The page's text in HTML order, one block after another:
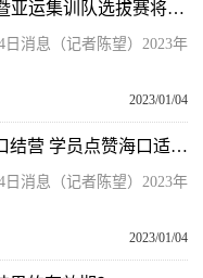
2023年全国帆船锦标赛（ILCA 4）暨亚运集训队选拔赛将于1月5日在海口举行
消息（记者陈望）2023年
2023/01/04
2022年全国青年帆船精英训练营海口结营 学员点赞海口适合帆船训练
消息（记者陈望）2023年
2023/01/04